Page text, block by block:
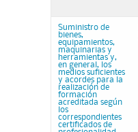
Suministro de
bienes,
equipamientos,
maquinarias y
herramientas y,
en general, los
medios suficientes
y acordes para la
realización de
formación
acreditada según
los
correspondientes
certificados de